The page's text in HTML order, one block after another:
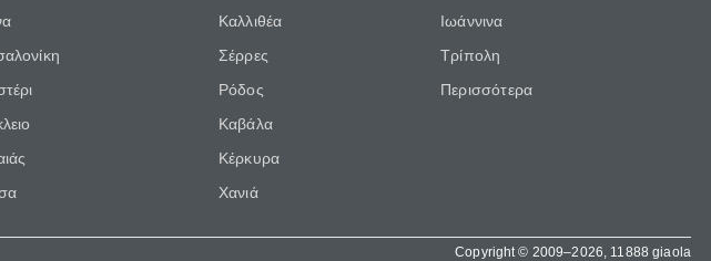
Καλλιθέα
Σέρρες
Ρόδος
Καβάλα
Κέρκυρα
Χανιά
Ιωάννινα
Τρίπολη
Περισσότερα
Copyright © 2009–2026, 11888 giaola